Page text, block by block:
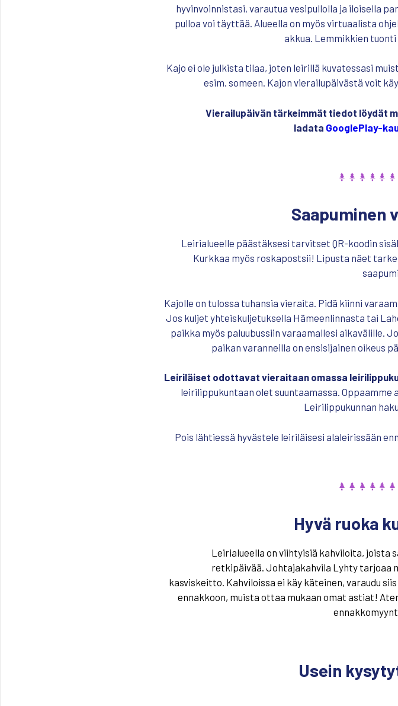
hyvinvoinnistasi, varautua vesipullolla ja iloisella
pulloa voi täyttää. Alueella on myös virtuaalista
akkua. Lemmikkien
Kajo ei ole julkista tilaa, joten leirillä kuvatessasi
esim. someen. Kajon vierailupäivästä voit
Vierailupäivän tärkeimmät tiedot löydät
ladata GooglePlay-
Saapuminen
Leirialueelle päästäksesi tarvitset QR-koodin
Kurkkaa myös roskapostsii! L ipusta näet
Kajolle on tulossa tuhansia vieraita. Pidä kiinni
Jos kuljet yhteiskuljetuksella Hämeenlinnasta tai
paikka myös paluubussiin varaamallesi aikavälille.
paikan varanneilla on ensisijainen oikeus
Leiriläiset odottavat vieraitaan omassa
leirilippukuntaan olet suuntaamassa. Oppaamme
Leirilippukunnan
Pois lähtiessä hyvästele leiriläisesi alaleirissään
Hyvä ruoka
Leirialueella on viihtyisiä kahviloita, joista
retkipäivää. Johtajakahvila Lyhty tarjoaa
kasviskeitto. Kahviloissa ei käy käteinen, varaudu
ennakkoon, muista ottaa mukaan omat astiat!
Usein